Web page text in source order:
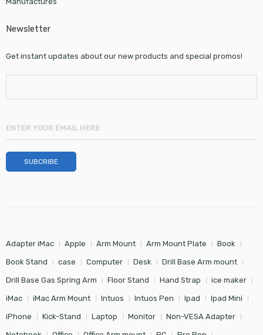
Newsletter
Get instant updates about our new products and special promos!
Adapter iMac Apple Arm Mount Arm Mount Plate Book
Book Stand case Computer Desk Drill Base Arm mount
Drill Base Gas Spring Arm Floor Stand Hand Strap ice maker
iMac iMac Arm Mount Intuos Intuos Pen Ipad Ipad Mini
iPhone Kick-Stand Laptop Monitor Non-VESA Adapter